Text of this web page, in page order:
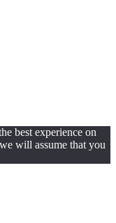
best experience on
will assume that you